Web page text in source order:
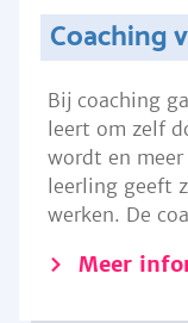
Coaching
Bij coaching
leert om zelf
wordt en
leerling geeft
werken. De
Meer